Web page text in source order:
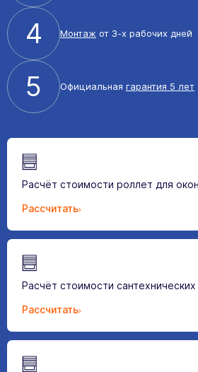
4 Монтаж от 3-х рабочих дней
5 Официальная гарантия 5 лет
Расчёт стоимости роллет для
Рассчитать
Расчёт стоимости
Рассчитать